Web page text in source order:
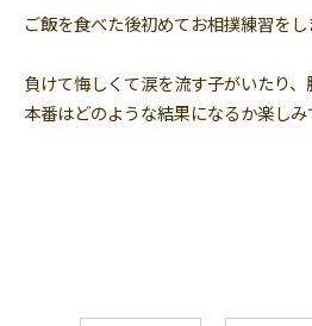
ご飯を食べた後初めてお相撲練習をし
負けて悔しくて涙を流す子がいたり
本番はどのような結果になるか楽し